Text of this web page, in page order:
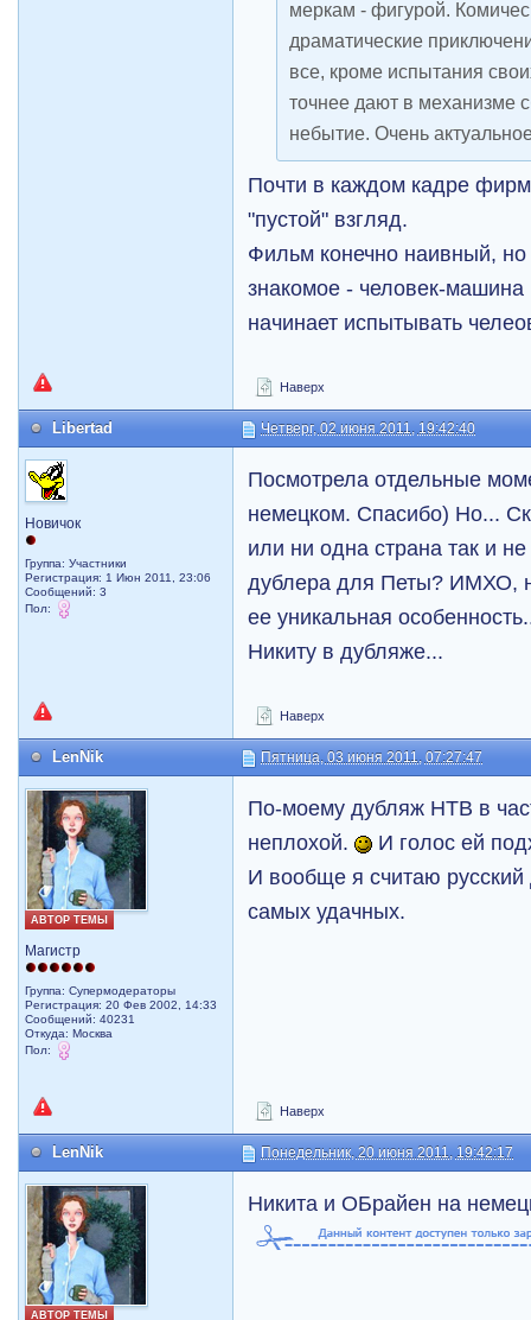
меркам - фигурой.
драматические
все, кроме испытания
точнее дают в механизме
небытие. Очень
Почти в каждом кадре
"пустой" взгляд.
Фильм конечно наивный, но
знакомое - человек-машина
начинает испытывать
Наверх
Libertad Четверг, 02 июня 2011, 19:42:40
Новичок
Группа: Участники
Регистрация: 1 Июн 2011, 23:06
Сообщений: 3
Пол:
Посмотрела отдельные
немецком. Спасибо) Но...
или ни одна страна так и
дублера для Петы? ИМХО,
ее уникальная
Никиту в дубляже...
Наверх
LenNik Пятница, 03 июня 2011, 07:27:47
АВТОР ТЕМЫ
Магистр
Группа: Супермодераторы
Регистрация: 20 Фев 2002, 14:33
Сообщений: 40231
Откуда: Москва
Пол:
По-моему дубляж НТВ в
неплохой.
И голос ей
И вообще я считаю
самых удачных.
Наверх
LenNik Понедельник, 20 июня 2011, 19:42:17
АВТОР ТЕМЫ
Никита и ОБрайен на